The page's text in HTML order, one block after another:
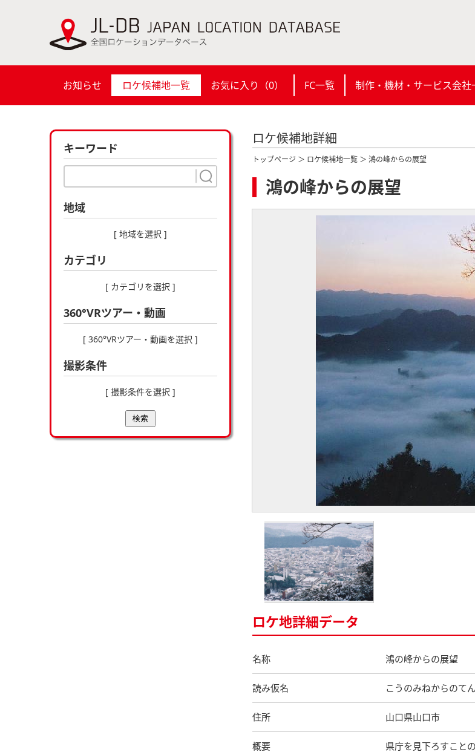
お知らせ ロケ候補地一覧 お気に入り（0） FC一覧 制作・機材・サービス会社
キーワード
地域
[ 地域を選択 ]
カテゴリ
[ カテゴリを選択 ]
360°VRツアー・動画
[ 360°VRツアー・動画を選択 ]
撮影条件
[ 撮影条件を選択 ]
検索
ロケ候補地詳細
トップページ ＞ ロケ候補地一覧 ＞ 鴻の峰からの展望
鴻の峰からの展望
ロケ地詳細データ
名称 鴻の峰からの展望
読み仮名 こうのみねからのて
住所 山口県山口市
概要
県庁を見下ろすこと